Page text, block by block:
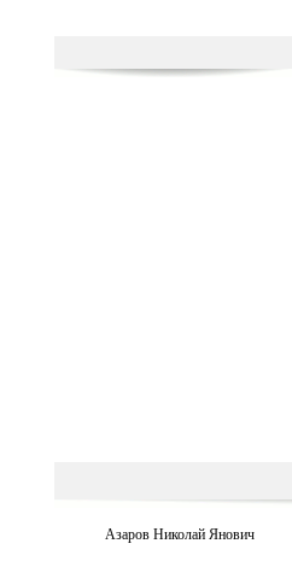
Азаров Николай Янович